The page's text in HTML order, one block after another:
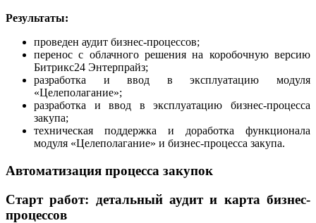
Результаты:
проведен аудит бизнес-процессов;
перенос с облачного решения на коробочную версию
Битрикс24 Энтерпрайз;
разработка и ввод в эксплуатацию модуля
«Целеполагание»;
разработка и ввод в эксплуатацию бизнес-процесса
закупа;
техническая поддержка и доработка функционала
модуля «Целеполагание» и бизнес-процесса закупа.
Автоматизация процесса закупок
Старт работ: детальный аудит и карта бизнес-
процессов